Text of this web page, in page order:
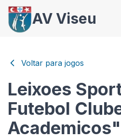
AV Viseu
Voltar para jogos
Leixoes
Futebol
Academicos"